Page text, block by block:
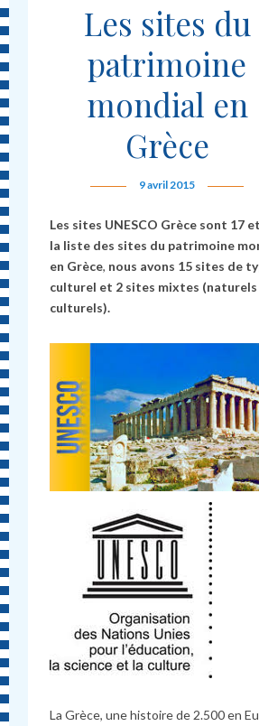
Les sites du
patrimoine
mondial en
Grèce
9 avril 2015
Les sites UNESCO Grèce sont 17
la liste des sites du patrimoine
en Grèce, nous avons 15 sites de
culturel et 2 sites mixtes
culturels).
La Grèce, une histoire de 2.500 en